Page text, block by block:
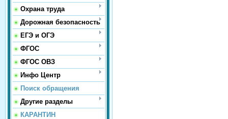
Охрана труда
Дорожная безопасность
ЕГЭ и ОГЭ
ФГОС
ФГОС ОВЗ
Инфо Центр
Поиск обращения
Другие разделы
КАРАНТИН